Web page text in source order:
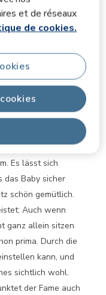
et de réseaux
de cookies.
nach draußen
Gleichzeitig
Pluspunkt der
den das
immer gut
sich zudem sehr
uns auf ganzer
hervorzuheben ist
Es lässt sich
das Baby sicher
schön gemütlich.
Auch wenn
ganz allein sitzen
prima. Durch die
kann, und
sichtlich wohl.
der Fame auch